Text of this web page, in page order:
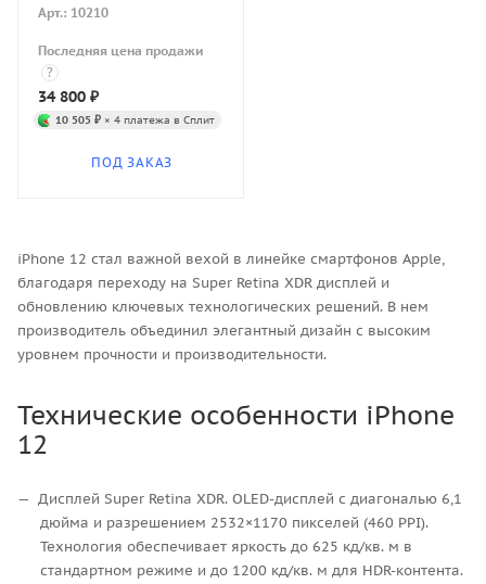
Арт.: 10210
Последняя цена продажи
?
34 800 ₽
10 505 ₽ × 4 платежа в Сплит
ПОД ЗАКАЗ
iPhone 12 стал важной вехой в линейке смартфонов Apple,
благодаря переходу на Super Retina XDR дисплей и
обновлению ключевых технологических решений. В нем
производитель объединил элегантный дизайн с высоким
уровнем прочности и производительности.
Технические особенности iPhone
12
Дисплей Super Retina XDR. OLED-дисплей с диагональю 6,1
дюйма и разрешением 2532×1170 пикселей (460 PPI).
Технология обеспечивает яркость до 625 кд/кв. м в
стандартном режиме и до 1200 кд/кв. м для HDR-контента.